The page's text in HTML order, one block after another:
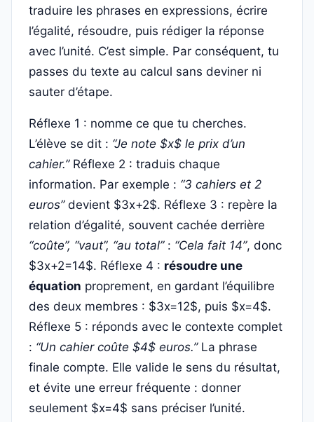
traduire les phrases en expressions, écrire
l’égalité, résoudre, puis rédiger la réponse
avec l’unité. C’est simple. Par conséquent, tu
passes du texte au calcul sans deviner ni
sauter d’étape.
Réflexe 1 : nomme ce que tu cherches.
L’élève se dit : “Je note $x$ le prix d’un
cahier.”Réflexe 2 : traduis chaque
information. Par exemple : “3 cahiers et 2
euros”devient $3x+2$. Réflexe 3 : repère la
relation d’égalité, souvent cachée derrière
“coûte”, “vaut”, “au total”: “Cela fait 14”, donc
$3x+2=14$. Réflexe 4 : résoudre une
équation proprement, en gardant l’équilibre
des deux membres : $3x=12$, puis $x=4$.
Réflexe 5 : réponds avec le contexte complet
: “Un cahier coûte $4$ euros.”La phrase
finale compte. Elle valide le sens du résultat,
et évite une erreur fréquente : donner
seulement $x=4$ sans préciser l’unité.